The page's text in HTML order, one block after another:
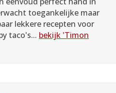
toegankelijke maar
lekkere recepten voor
taco's... bekijk 'Timon